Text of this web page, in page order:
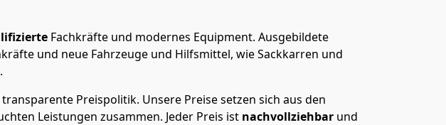
Fachkräfte und modernes Equipment. Ausgebildete
und neue Fahrzeuge und Hilfsmittel, wie Sackkarren und
transparente Preispolitik. Unsere Preise setzen sich aus den
Leistungen zusammen. Jeder Preis ist nachvollziehbar und